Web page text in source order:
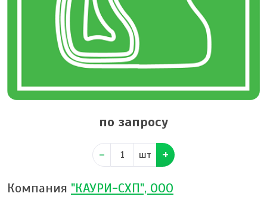
по запросу
шт
Компания "КАУРИ-СХП", ООО